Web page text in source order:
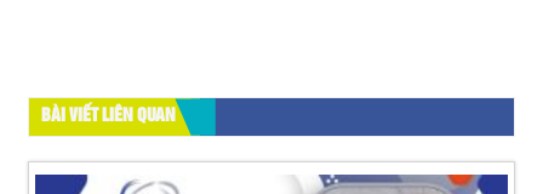
BÀI VIẾT LIÊN QUAN